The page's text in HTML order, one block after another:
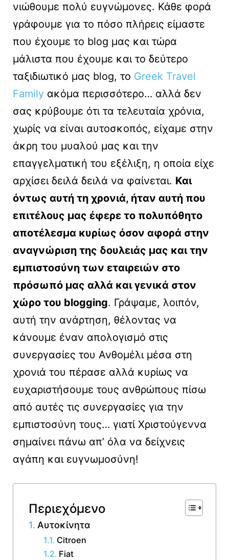
νιώθουμε πολύ ευγνώμονες. Κάθε φορά
γράφουμε για το πόσο πλήρεις είμαστε
που έχουμε το blog μας και τώρα
μάλιστα που έχουμε και το δεύτερο
ταξιδιωτικό μας blog, το Greek Travel
Family ακόμα περισσότερο… αλλά δεν
σας κρύβουμε ότι τα τελευταία χρόνια,
χωρίς να είναι αυτοσκοπός, είχαμε στην
άκρη του μυαλού μας και την
επαγγελματική του εξέλιξη, η οποία είχε
αρχίσει δειλά δειλά να φαίνεται. Και
όντως αυτή τη χρονιά, ήταν αυτή που
επιτέλους μας έφερε το πολυπόθητο
αποτέλεσμα κυρίως όσον αφορά στην
αναγνώριση της δουλειάς μας και την
εμπιστοσύνη των εταιρειών στο
πρόσωπό μας αλλά και γενικά στον
χώρο του blogging. Γράψαμε, λοιπόν,
αυτή την ανάρτηση, θέλοντας να
κάνουμε έναν απολογισμό στις
συνεργασίες του Ανθομέλι μέσα στη
χρονιά του πέρασε αλλά κυρίως να
ευχαριστήσουμε τους ανθρώπους πίσω
από αυτές τις συνεργασίες για την
εμπιστοσύνη τους… γιατί Χριστούγεννα
σημαίνει πάνω απ’ όλα να δείχνεις
αγάπη και ευγνωμοσύνη!
Περιεχόμενο
Αυτοκίνητα
Citroen
Fiat